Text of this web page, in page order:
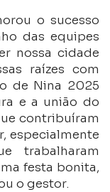
o sucesso
das equipes
nossa cidade
raízes com
de Nina 2025
e a união do
contribuíram
especialmente
trabalharam
festa bonita,
o gestor.